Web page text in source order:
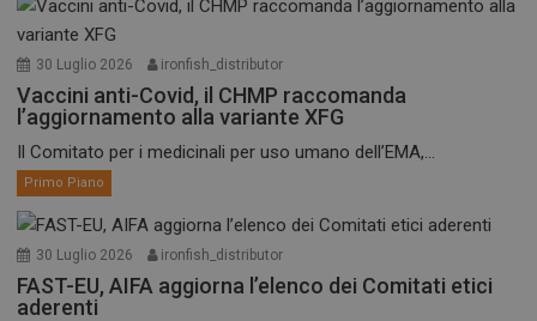
30 Luglio 2026 ironfish_distributor
Vaccini anti-Covid, il CHMP raccomanda
l’aggiornamento alla variante XFG
Il Comitato per i medicinali per uso umano dell’EMA,...
Primo Piano
30 Luglio 2026 ironfish_distributor
FAST-EU, AIFA aggiorna l’elenco dei Comitati etici
aderenti